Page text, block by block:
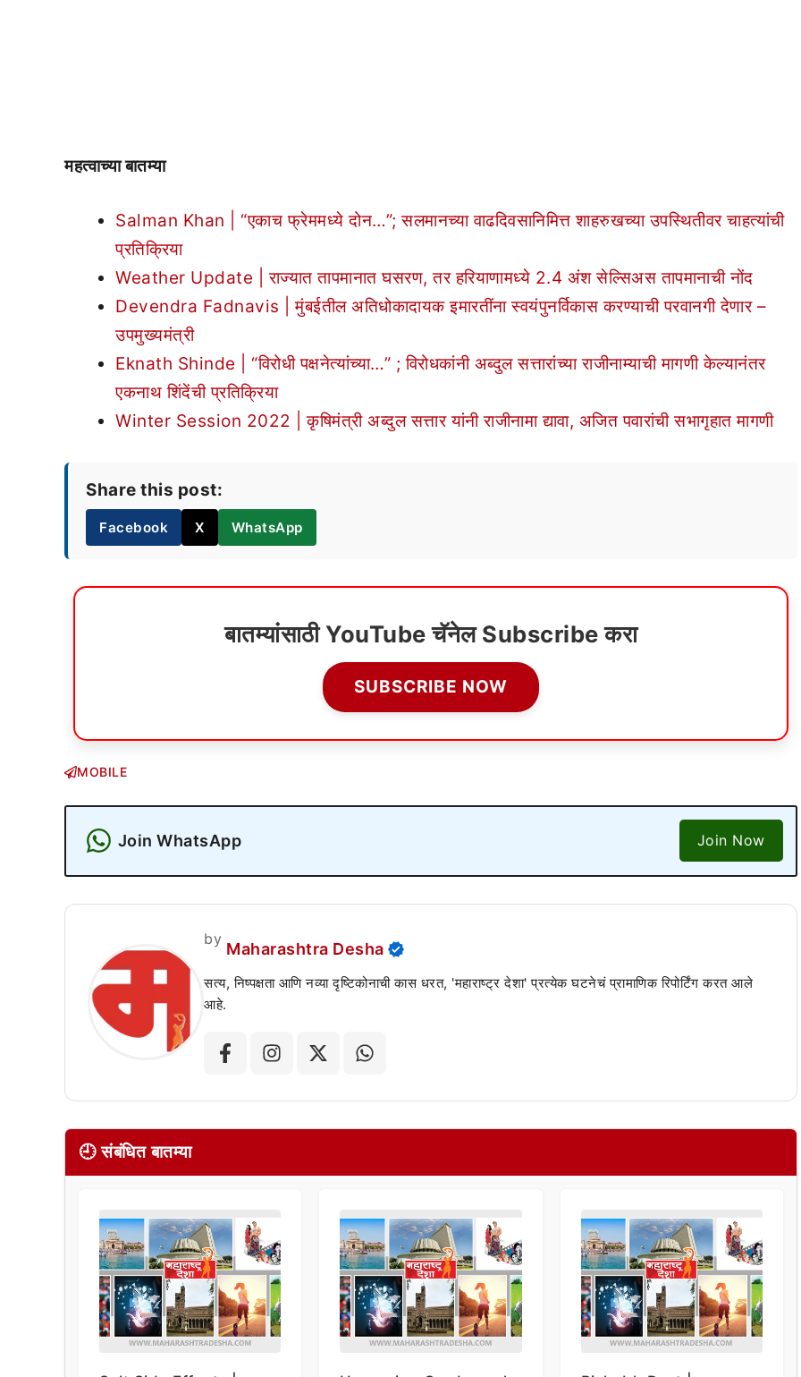
महत्वाच्या बातम्या
Salman Khan | “एकाच फ्रेममध्ये दोन…”; सलमानच्या वाढदिवसानिमित्त शाहरुखच्या उपस्थितीवर चाहत्यांची
प्रतिक्रिया
Weather Update | राज्यात तापमानात घसरण, तर हरियाणामध्ये 2.4 अंश सेल्सिअस तापमानाची नोंद
Devendra Fadnavis | मुंबईतील अतिधोकादायक इमारतींना स्वयंपुनर्विकास करण्याची परवानगी देणार –
उपमुख्यमंत्री
Eknath Shinde | “विरोधी पक्षनेत्यांच्या…” ; विरोधकांनी अब्दुल सत्तारांच्या राजीनाम्याची मागणी केल्यानंतर
एकनाथ शिंदेंची प्रतिक्रिया
Winter Session 2022 | कृषिमंत्री अब्दुल सत्तार यांनी राजीनामा द्यावा, अजित पवारांची सभागृहात मागणी
Share this post:
Facebook X WhatsApp
बातम्यांसाठी YouTube चॅनेल Subscribe करा
SUBSCRIBE NOW
MOBILE
Join WhatsApp Join Now
by
Maharashtra Desha
सत्य, निष्पक्षता आणि नव्या दृष्टिकोनाची कास धरत, 'महाराष्ट्र देशा' प्रत्येक घटनेचं प्रामाणिक रिपोर्टिंग करत आले
आहे.
🕘 संबंधित बातम्या